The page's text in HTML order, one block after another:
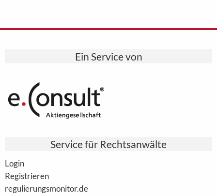
Ein Service von
Service für Rechtsanwälte
Login
Registrieren
regulierungsmonitor.de